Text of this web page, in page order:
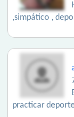
,simpático ,
practicar